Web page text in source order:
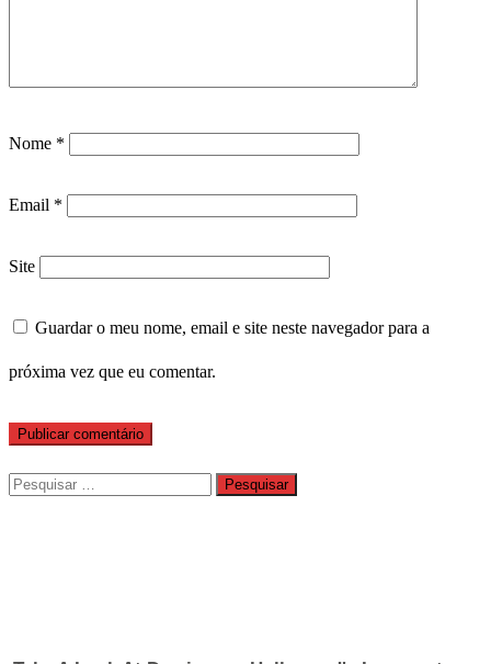
Nome *
Email *
Site
Guardar o meu nome, email e site neste navegador para a
próxima vez que eu comentar.
Pesquisar
por: